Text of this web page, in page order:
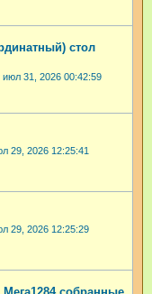
стол
июл 31, 2026 00:42:59
29, 2026 12:25:41
29, 2026 12:25:29